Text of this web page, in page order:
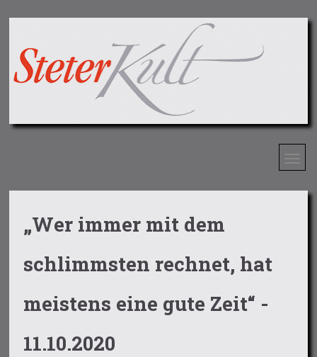
„Wer immer mit dem
schlimmsten rechnet, hat
meistens eine gute Zeit“ -
11.10.2020